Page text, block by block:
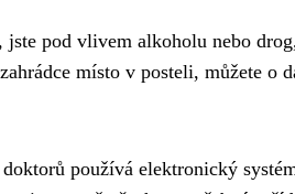
, jste pod vlivem alkoholu nebo
místo v posteli, můžete o
používá elektronický